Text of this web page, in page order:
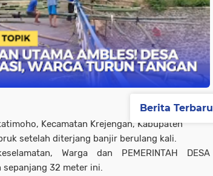
Kecamatan Krejengan, Kabupaten
setelah diterjang banjir berulang kali.
Warga dan PEMERINTAH DESA
32 meter ini.
Berita Terbaru